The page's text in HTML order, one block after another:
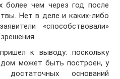
более чем через год после
Нет в деле и каких-либо
«способствовали»
к выводу: поскольку
может быть построен, у
оснований